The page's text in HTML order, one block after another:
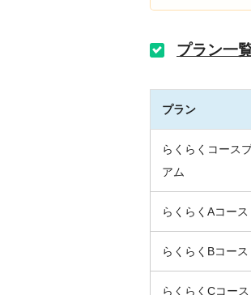
プラン一
プラン
らくらくコース
アム
らくらくAコース
らくらくBコース
らくらくCコース